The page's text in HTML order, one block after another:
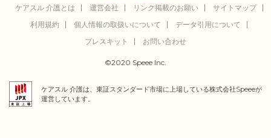
ケアスル 介護とは 運営会社 リンク掲載のお願い
サイトマップ
利用規約
個人情報の取扱いについて
データ引用について
プレスキット
お問い合わせ
©2020 Speee Inc.
ケアスル 介護は、東証スタンダード市場に上場している株式会社Speeeが
運営しています。